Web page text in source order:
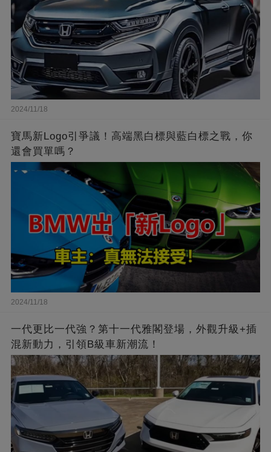
2024/11/18
寶馬新Logo引爭議！高端黑白標與藍白標之戰，你
還會買單嗎？
2024/11/18
一代更比一代強？第十一代雅閣登場，外觀升級+插
混新動力，引領B級車新潮流！